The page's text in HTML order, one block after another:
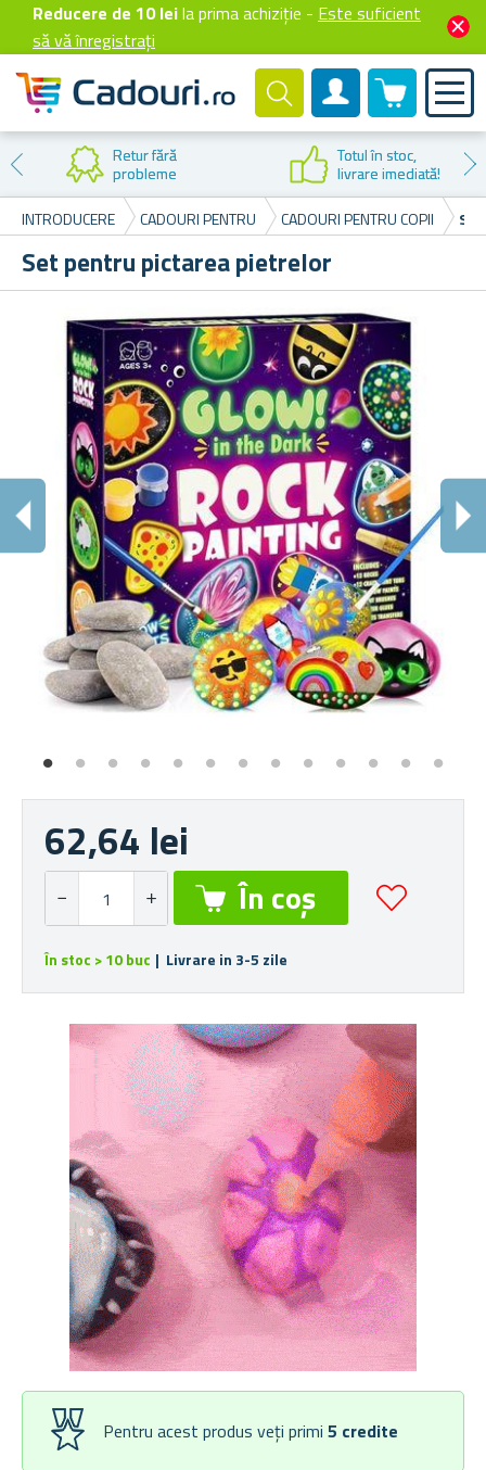
Reducere de 10 leila prima achiziție - Este suficient
să vă înregistrați
Cont client
0 produselor
Reducere la
prima cumpărare
INTRODUCERE CADOURI PENTRU CADOURI PENTRU COPII
Set pentru pictarea pietrelor
62,64 lei
În stoc > 10 buc | Livrare in 3-5 zile
Pentru acest produs veți primi 5 credite